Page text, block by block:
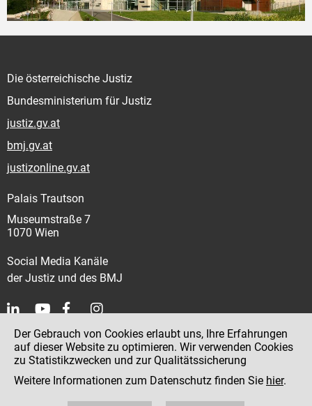
Die österreichische Justiz
Bundesministerium für Justiz
justiz.gv.at
bmj.gv.at
justizonline.gv.at
Palais Trautson
Museumstraße 7
1070 Wien
Social Media Kanäle
der Justiz und des BMJ
Kontakt
Impressum
Datenschutz
Der Gebrauch von Cookies erlaubt uns, Ihre Erfahrungen
auf dieser Website zu optimieren. Wir verwenden Cookies
zu Statistikzwecken und zur Qualitätssicherung
Weitere Informationen zum Datenschutz finden Sie hier.